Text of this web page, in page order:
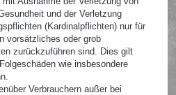
und der Verletzung
(Kardinalpflichten) nur für
vorsätzliches oder grob
zurückzuführen sind. Dies gilt
wie insbesondere
Verbrauchern außer bei